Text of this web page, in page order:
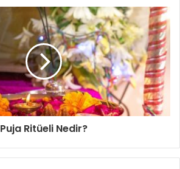
Puja Ritüeli Nedir?